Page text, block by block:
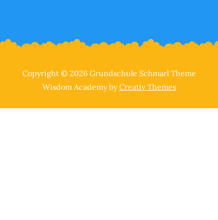
Copyright © 2026 Grundschule Schmarl Theme
Wisdom Academy byCreativ Themes